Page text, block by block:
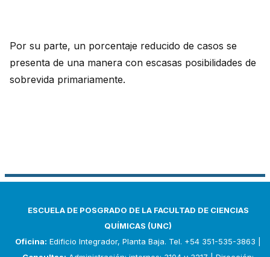
Por su parte, un porcentaje reducido de casos se
presenta de una manera con escasas posibilidades de
sobrevida primariamente.
ESCUELA DE POSGRADO DE LA FACULTAD DE CIENCIAS
QUÍMICAS (UNC)
Oficina: Edificio Integrador, Planta Baja. Tel. +54 351-535-3863 |